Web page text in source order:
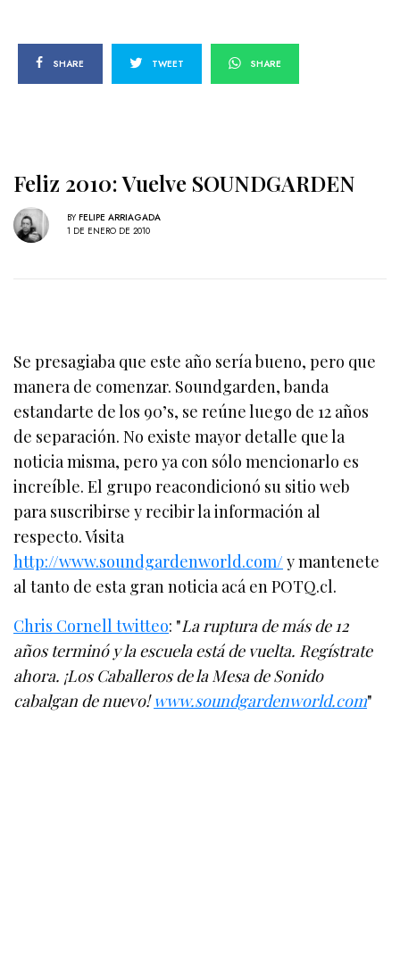
SHARE TWEET SHARE
Feliz 2010: Vuelve SOUNDGARDEN
BY FELIPE ARRIAGADA
1 DE ENERO DE 2010
Se presagiaba que este año sería bueno, pero que
manera de comenzar. Soundgarden, banda
estandarte de los 90’s, se reúne luego de 12 años
de separación. No existe mayor detalle que la
noticia misma, pero ya con sólo mencionarlo es
increíble. El grupo reacondicionó su sitio web
para suscribirse y recibir la información al
respecto. Visita
http://www.soundgardenworld.com/ y mantenete
al tanto de esta gran noticia acá en POTQ.cl.
Chris Cornell twitteo: "La ruptura de más de 12
años terminó y la escuela está de vuelta. Regístrate
ahora. ¡Los Caballeros de la Mesa de Sonido
cabalgan de nuevo!www.soundgardenworld.com"